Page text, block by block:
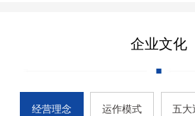
企业文化
经营理念 运作模式 五大